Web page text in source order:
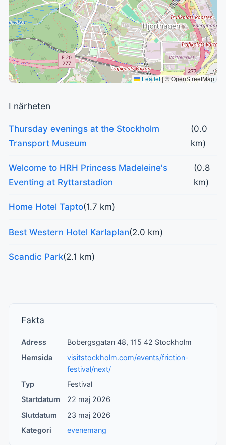
Leaflet |© OpenStreetMap
I närheten
Thursday evenings at the Stockholm
Transport Museum
(0.0
km)
Welcome to HRH Princess Madeleine's
Eventing at Ryttarstadion
(0.8
km)
Home Hotel Tapto(1.7 km)
Best Western Hotel Karlaplan(2.0 km)
Scandic Park(2.1 km)
Fakta
Adress
Bobergsgatan 48, 115 42 Stockholm
Hemsida
visitstockholm.com/events/friction-
festival/next/
Typ
Festival
Startdatum
22 maj 2026
Slutdatum
23 maj 2026
Kategori
evenemang